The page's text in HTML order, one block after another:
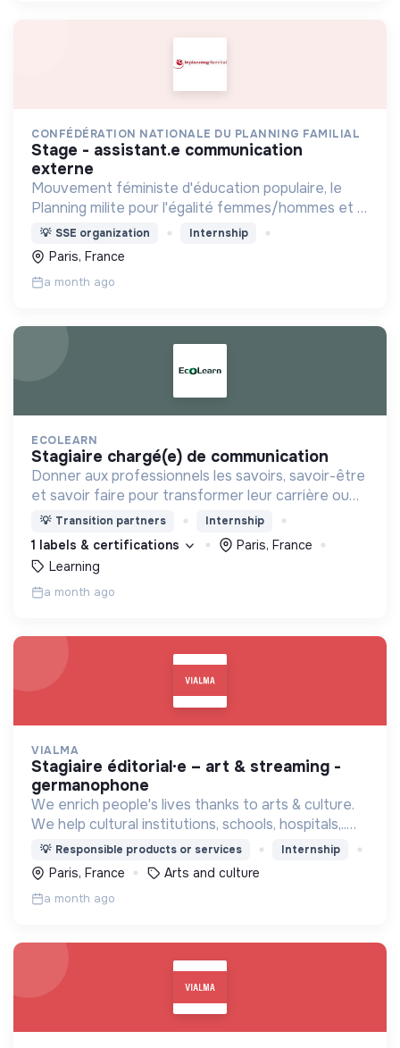
CONFÉDÉRATION NATIONALE DU PLANNING FAMILIAL
stage - assistant.e communication
externe
Mouvement féministe d'éducation populaire, le
Planning milite pour l'égalité femmes/hommes et la
possibilité pour chaque personne de vivre une
sexualité épanouie,
💡 SSE organization Internship
Paris, France
a month ago
ECOLEARN
stagiaire chargé(e) de communication
Donner aux professionnels les savoirs, savoir-être
et savoir faire pour transformer leur carrière ou
leur entreprise vers plus de durabilité.
💡 Transition partners Internship
1 labels & certifications
Paris, France
Learning
a month ago
VIALMA
stagiaire éditorial·e – art & streaming -
germanophone
We enrich people's lives thanks to arts & culture.
We help cultural institutions, schools, hospitals,..
improve their audiences' well-being with curated
programmes available through streaming.
💡 Responsible products or services Internship
Paris, France Arts and culture
a month ago